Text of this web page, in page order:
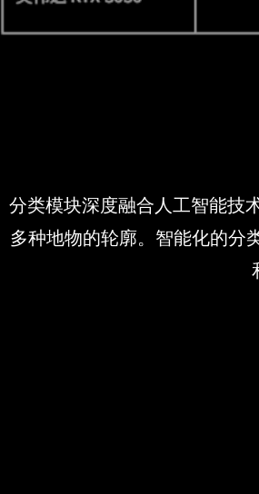
分类模块深度融合人工智能技
多种地物的轮廓。智能化的分